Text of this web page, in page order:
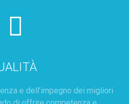
e dell’impegno dei migliori